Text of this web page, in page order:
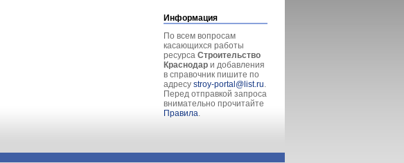
Информация
По всем вопросам
касающихся работы
ресурса Строительство
Краснодар и добавления
в справочник пишите по
адресу stroy-portal@list.ru.
Перед отправкой запроса
внимательно прочитайте
Правила.